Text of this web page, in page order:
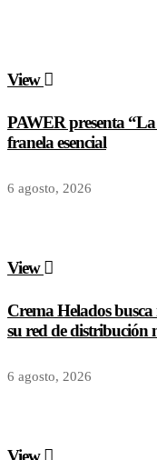
View
PAWER presenta
franela esencial
6 agosto, 2026
View
Crema Helados
su red de distribución
6 agosto, 2026
View